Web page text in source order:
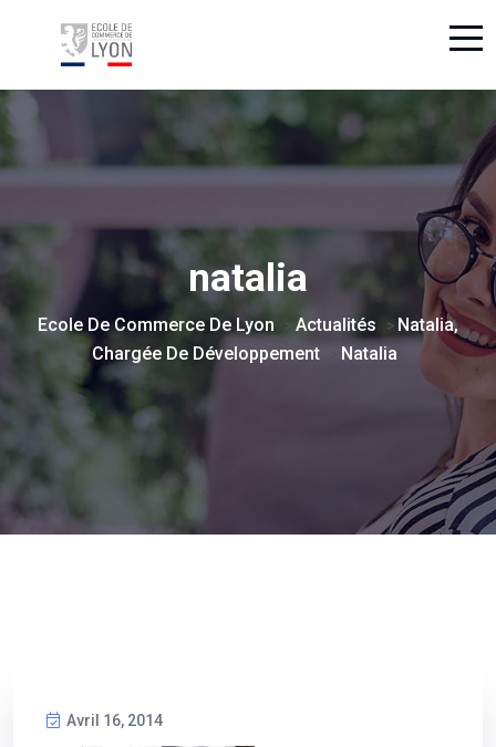
natalia
Ecole De Commerce De Lyon >Actualités > Natalia,
Chargée De Développement
Natalia
Avril 16, 2014